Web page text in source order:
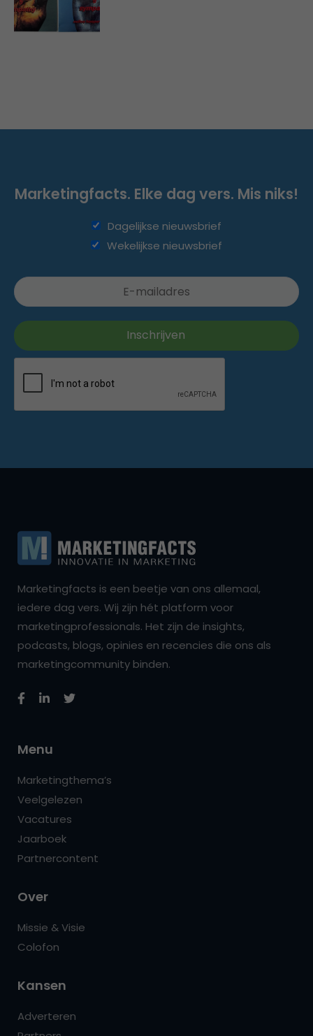
Marketingfacts. Elke dag vers. Mis niks!
Dagelijkse nieuwsbrief
Wekelijkse nieuwsbrief
Marketingfacts is een beetje van ons allemaal,
iedere dag vers. Wij zijn hét platform voor
marketingprofessionals. Het zijn de insights,
podcasts, blogs, opinies en recencies die ons als
marketingcommunity binden.
Menu
Marketingthema’s
Veelgelezen
Vacatures
Jaarboek
Partnercontent
Over
Missie & Visie
Colofon
Kansen
Adverteren